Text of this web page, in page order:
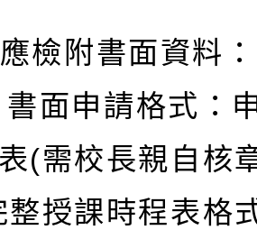
附書面資料：
面申請格式：
(需校長親自核
整授課時程表格